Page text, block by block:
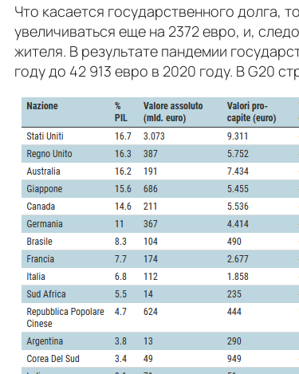
Что касается государственного долга,
увеличиваться еще на 2372 евро, и,
жителя. В результате пандемии
году до 42 913 евро в 2020 году. В G20